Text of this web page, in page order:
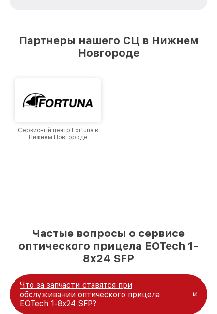
лучшим сервисным центром EOTech в городе
Нижнем Новгороде, постоянно повышая
Партнеры нашего СЦ в Нижнем
Новгороде
Сервисный центр Fortuna в
Нижнем Новгороде
Частые вопросы о сервисе
оптического прицела EOTech 1-
8x24 SFP
Что за запчасти ставятся при
обслуживании оптического прицела
EOTech 1-8x24 SFP?